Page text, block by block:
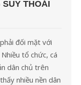
THOÁI
đối mặt với
tổ chức, cá
dân chủ trên
nhiều nền dân